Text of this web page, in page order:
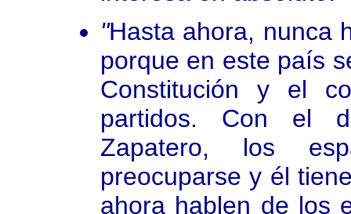
"Hasta ahora, nunca
porque en este país
Constitución y el
partidos. Con el
Zapatero, los
preocuparse y él
ahora hablen de los